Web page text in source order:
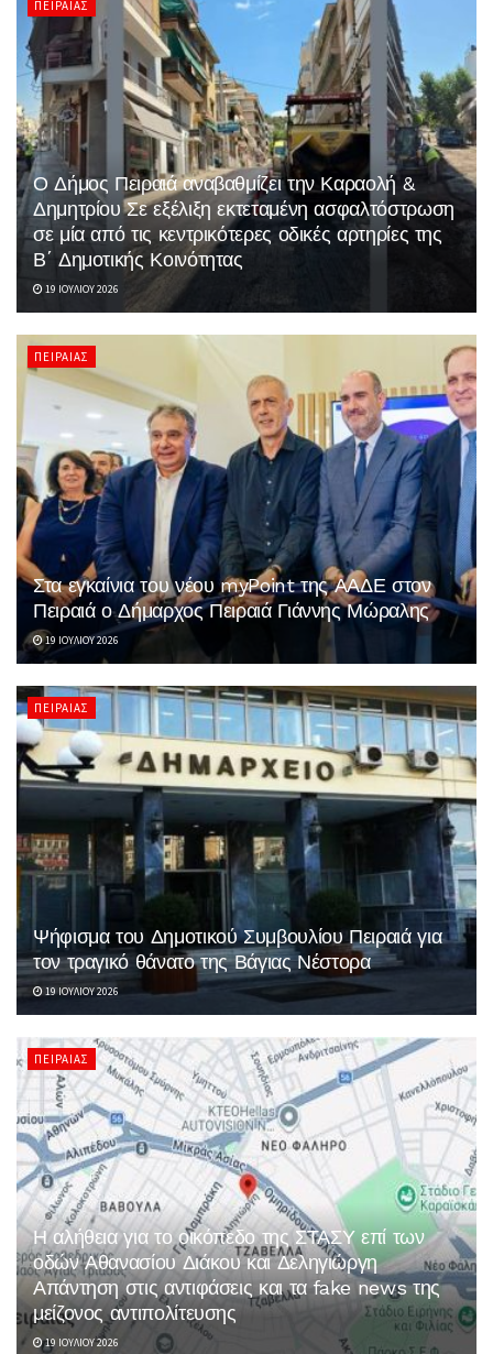
ΠΕΙΡΑΙΆΣ
Ο Δήμος Πειραιά αναβαθμίζει την Καραολή &
Δημητρίου Σε εξέλιξη εκτεταμένη ασφαλτόστρωση
σε μία από τις κεντρικότερες οδικές αρτηρίες της
Β΄ Δημοτικής Κοινότητας
19 ΙΟΥΛΊΟΥ 2026
ΠΕΙΡΑΙΆΣ
Στα εγκαίνια του νέου myPoint της ΑΑΔΕ στον
Πειραιά ο Δήμαρχος Πειραιά Γιάννης Μώραλης
19 ΙΟΥΛΊΟΥ 2026
ΠΕΙΡΑΙΆΣ
Ψήφισμα του Δημοτικού Συμβουλίου Πειραιά για
τον τραγικό θάνατο της Βάγιας Νέστορα
19 ΙΟΥΛΊΟΥ 2026
ΠΕΙΡΑΙΆΣ
Η αλήθεια για το οικόπεδο της ΣΤΑΣΥ επί των
οδών Αθανασίου Διάκου και Δεληγιώργη
Απάντηση στις αντιφάσεις και τα fake news της
μείζονος αντιπολίτευσης
19 ΙΟΥΛΊΟΥ 2026